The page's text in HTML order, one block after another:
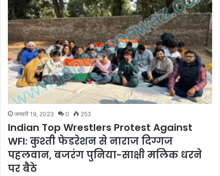
जनवरी 19, 2023 0 253
Indian Top Wrestlers Protest Against
WFI: कुश्ती फेडरेशन से नाराज दिग्गज
पहलवान, बजरंग पुनिया-साक्षी मलिक धरने
पर बैठे